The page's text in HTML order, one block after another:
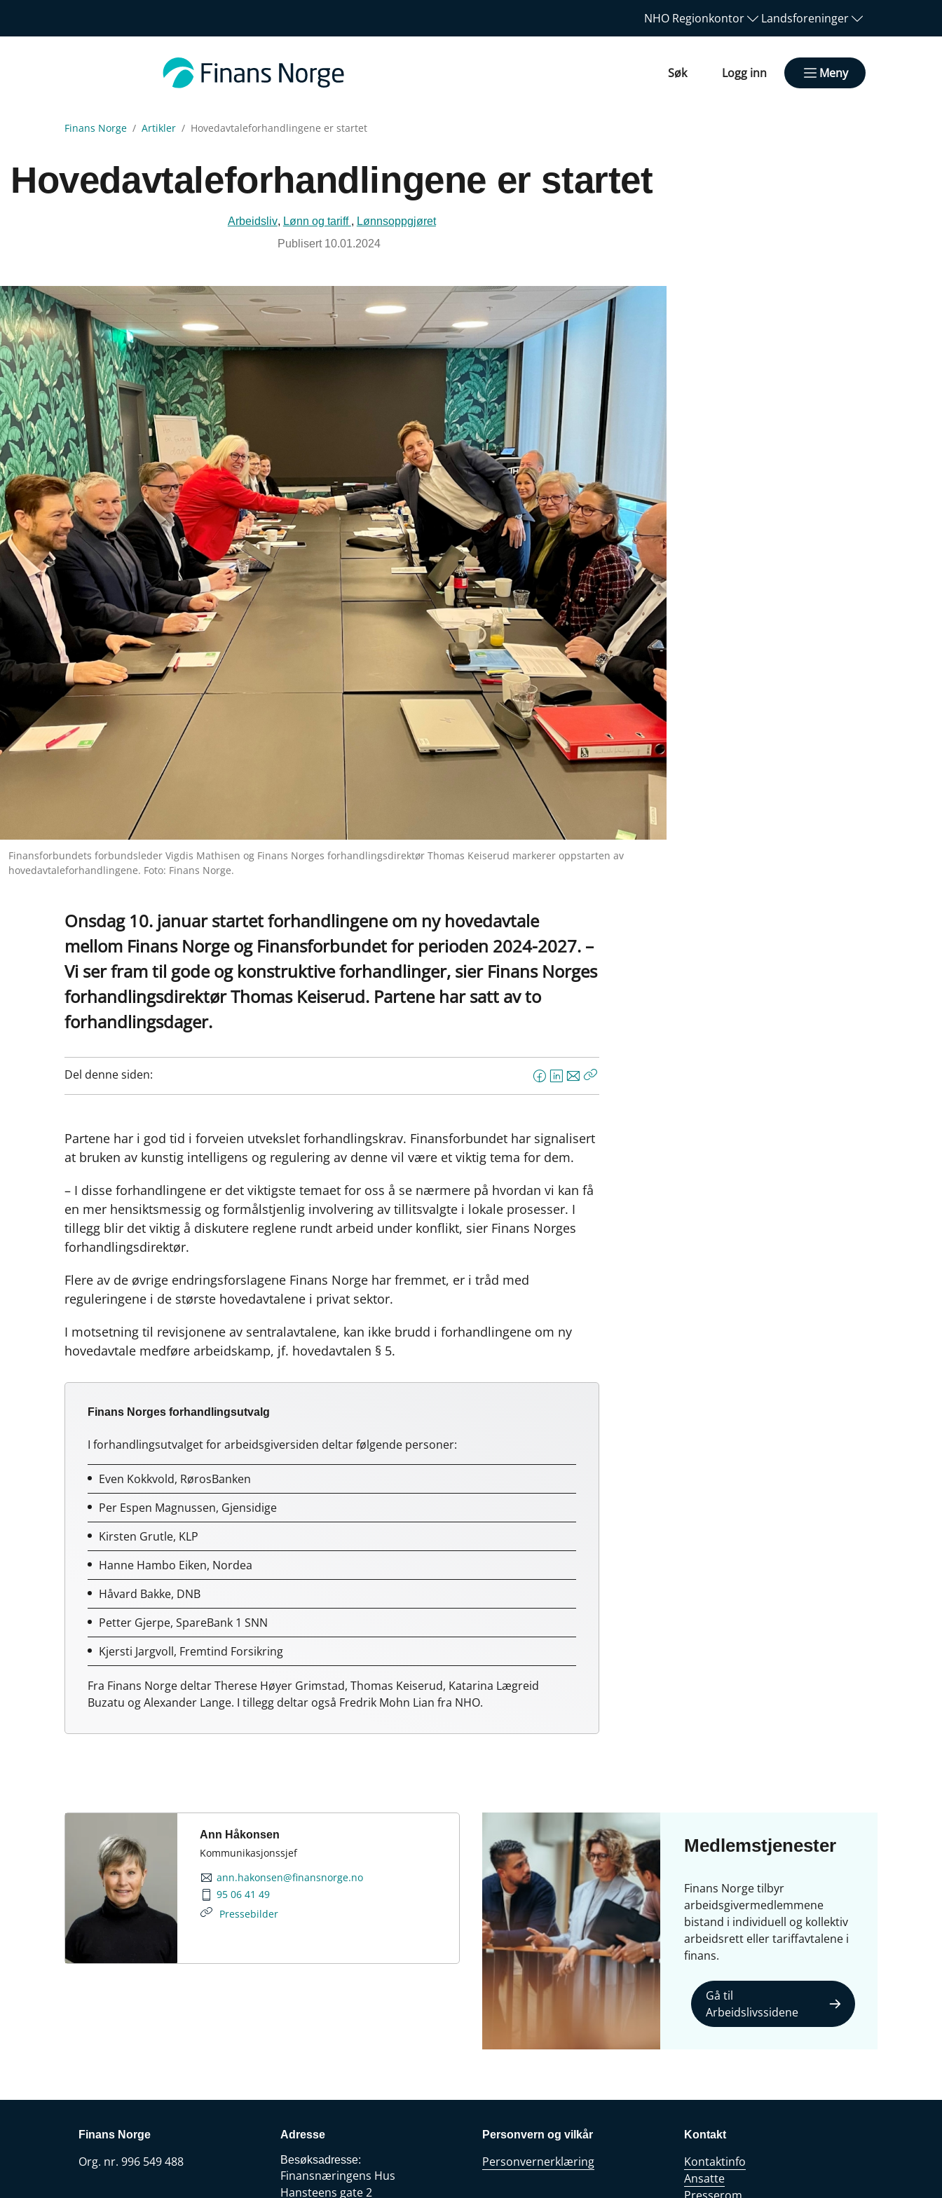
NHO Regionkontor Landsforeninger
Søk Logg inn Meny
Finans Norge Artikler Hovedavtaleforhandlingene er startet
Hovedavtaleforhandlingene er startet
Arbeidsliv, Lønn og tariff , Lønnsoppgjøret
Publisert 10.01.2024
Finansforbundets forbundsleder Vigdis Mathisen og Finans Norges forhandlingsdirektør Thomas Keiserud markerer oppstarten av
hovedavtaleforhandlingene. Foto: Finans Norge.
Onsdag 10. januar startet forhandlingene om ny hovedavtale
mellom Finans Norge og Finansforbundet for perioden 2024-2027. –
Vi ser fram til gode og konstruktive forhandlinger, sier Finans Norges
forhandlingsdirektør Thomas Keiserud. Partene har satt av to
forhandlingsdager.
Del denne siden:
F
e
o
L
k
e
I
E
o
Kopier
Partene har i god tid i forveien utvekslet forhandlingskrav. Finansforbundet har signalisert
at bruken av kunstig intelligens og regulering av denne vil være et viktig tema for dem.
– I disse forhandlingene er det viktigste temaet for oss å se nærmere på hvordan vi kan få
en mer hensiktsmessig og formålstjenlig involvering av tillitsvalgte i lokale prosesser. I
tillegg blir det viktig å diskutere reglene rundt arbeid under konflikt, sier Finans Norges
forhandlingsdirektør.
Flere av de øvrige endringsforslagene Finans Norge har fremmet, er i tråd med
reguleringene i de største hovedavtalene i privat sektor.
I motsetning til revisjonene av sentralavtalene, kan ikke brudd i forhandlingene om ny
hovedavtale medføre arbeidskamp, jf. hovedavtalen § 5.
Finans Norges forhandlingsutvalg
I forhandlingsutvalget for arbeidsgiversiden deltar følgende personer:
Even Kokkvold, RørosBanken
Per Espen Magnussen, Gjensidige
Kirsten Grutle, KLP
Hanne Hambo Eiken, Nordea
Håvard Bakke, DNB
Petter Gjerpe, SpareBank 1 SNN
Kjersti Jargvoll, Fremtind Forsikring
Fra Finans Norge deltar Therese Høyer Grimstad, Thomas Keiserud, Katarina Lægreid
Buzatu og Alexander Lange. I tillegg deltar også Fredrik Mohn Lian fra NHO.
Ann Håkonsen
Kommunikasjonssjef
ann.hakonsen@finansnorge.no
95 06 41 49
Pressebilder
Medlemstjenester
Finans Norge tilbyr
arbeidsgivermedlemmene
bistand i individuell og kollektiv
arbeidsrett eller tariffavtalene i
finans.
Gå til
Arbeidslivssidene
Finans Norge
Org. nr. 996 549 488
Adresse
Besøksadresse:
Finansnæringens Hus
Hansteens gate 2
Personvern og vilkår
Personvernerklæring
Kontakt
Kontaktinfo
Ansatte